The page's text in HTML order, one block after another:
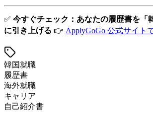
✅ 今すぐチェック：あなたの履歴書を「
に引き上げる 👉 ApplyGoGo 公式サイト
韓国就職
履歴書
海外就職
キャリア
自己紹介書